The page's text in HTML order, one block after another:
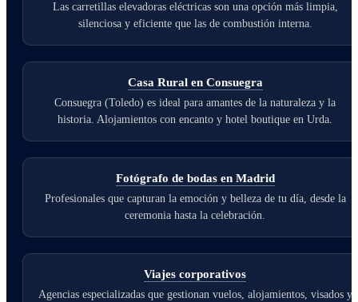
Las carretillas elevadoras eléctricas son una opción más limpia,
silenciosa y eficiente que las de combustión interna.
Casa Rural en Consuegra
Consuegra (Toledo) es ideal para amantes de la naturaleza y la
historia. Alojamientos con encanto y hotel boutique en Urda.
Fotógrafo de bodas en Madrid
Profesionales que capturan la emoción y belleza de tu día, desde la
ceremonia hasta la celebración.
Viajes corporativos
Agencias especializadas que gestionan vuelos, alojamientos, visados y